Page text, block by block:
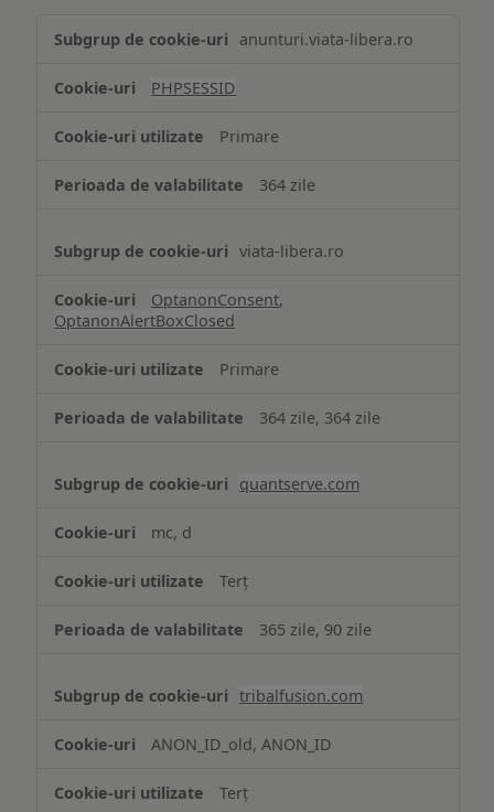
de
Cookie
necesare
anunturi.viata-libera.ro
PHPSESSID
Primare
364 zile
viata-libera.ro
OptanonConsent,
OptanonAlertBoxClosed
Primare
364 zile, 364 zile
quantserve.com
mc, d
Terț
365 zile, 90 zile
tribalfusion.com
ANON_ID_old, ANON_ID
Terț